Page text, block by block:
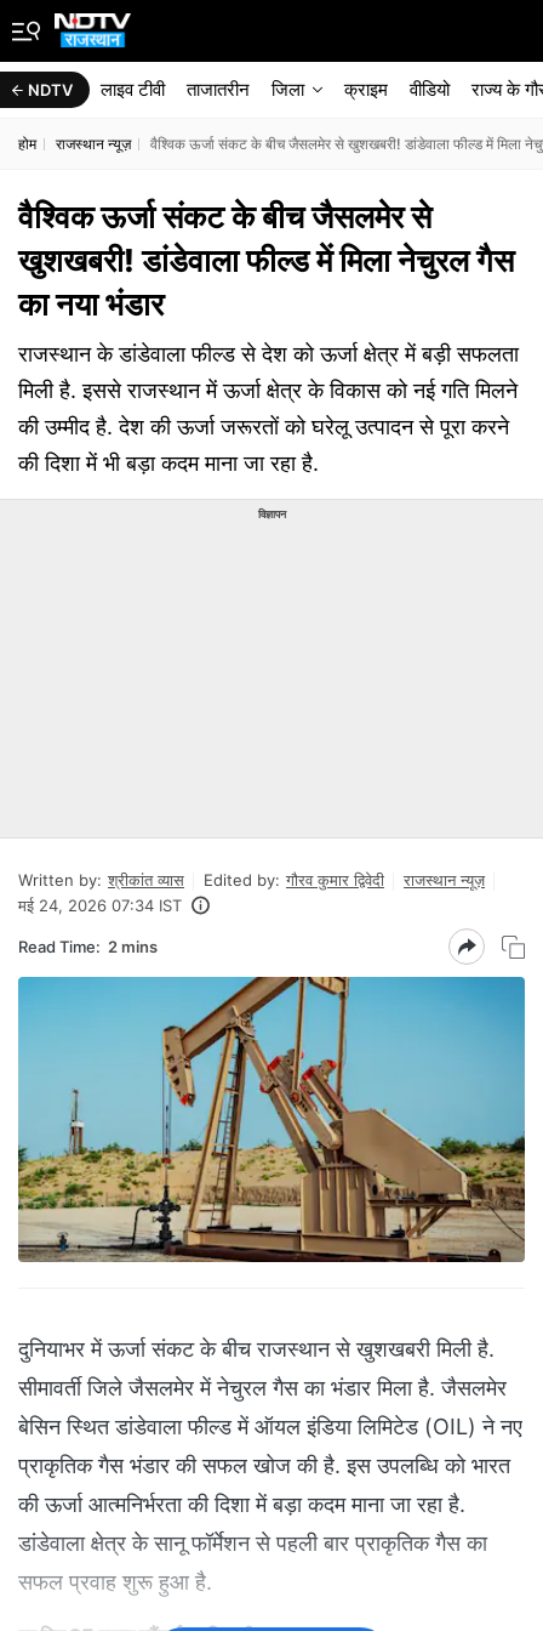
NDTV लाइव टीवी ताजातरीन जिला क्राइम वीडियो राज्‍य के
होम राजस्थान न्यूज़ वैश्विक ऊर्जा संकट के बीच जैसलमेर से खुशखबरी! डांडेवाला फील्ड में मिला
वैश्विक ऊर्जा संकट के बीच जैसलमेर से
खुशखबरी! डांडेवाला फील्ड में मिला नेचुरल गैस
का नया भंडार
राजस्थान के डांडेवाला फील्ड से देश को ऊर्जा क्षेत्र में बड़ी सफलता
मिली है. इससे राजस्थान में ऊर्जा क्षेत्र के विकास को नई गति मिलने
की उम्मीद है. देश की ऊर्जा जरूरतों को घरेलू उत्पादन से पूरा करने
की दिशा में भी बड़ा कदम माना जा रहा है.
विज्ञापन
Written by: श्रीकांत व्यास Edited by: गौरव कुमार द्विवेदी
राजस्थान न्यूज़
मई 24, 2026 07:34 IST
Read Time: 2 mins
दुनियाभर में ऊर्जा संकट के बीच राजस्थान से खुशखबरी मिली है.
सीमावर्ती जिले जैसलमेर में नेचुरल गैस का भंडार मिला है. जैसलमेर
बेसिन स्थित डांडेवाला फील्ड में ऑयल इंडिया लिमिटेड (OIL) ने नए
प्राकृतिक गैस भंडार की सफल खोज की है. इस उपलब्धि को भारत
की ऊर्जा आत्मनिर्भरता की दिशा में बड़ा कदम माना जा रहा है.
डांडेवाला क्षेत्र के सानू फॉर्मेशन से पहली बार प्राकृतिक गैस का
सफल प्रवाह शुरू हुआ है.